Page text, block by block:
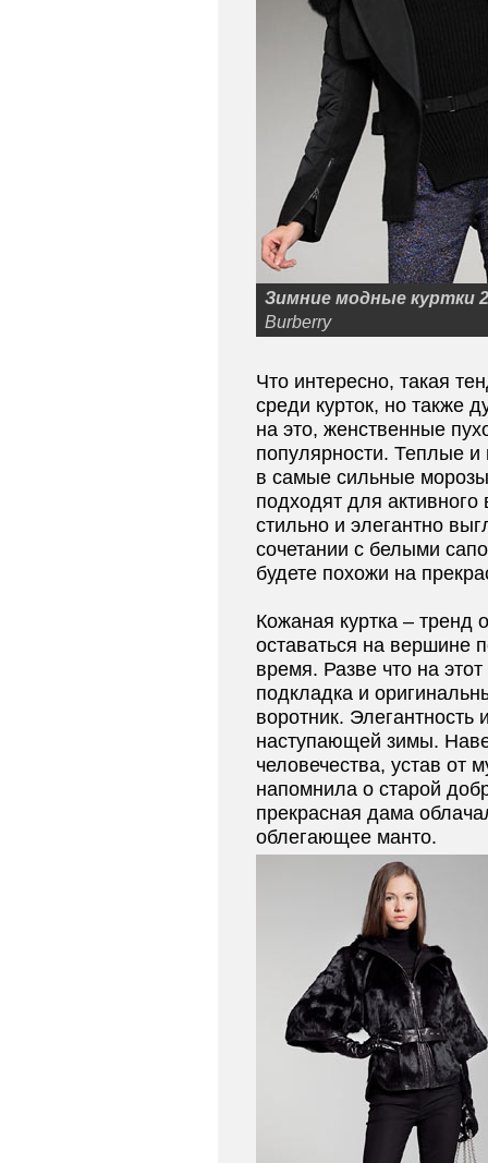
Зимние модные куртки
Burberry
Что интересно, такая
среди курток, но также
на это, женственные
популярности. Теплые
в самые сильные
подходят для
стильно и элегантно
сочетании с белыми
будете похожи на
Кожаная куртка – тренд
оставаться на вершине
время. Разве что на
подкладка и
воротник. Элегантность
наступающей зимы.
человечества, устав от
напомнила о старой
прекрасная дама
облегающее манто.